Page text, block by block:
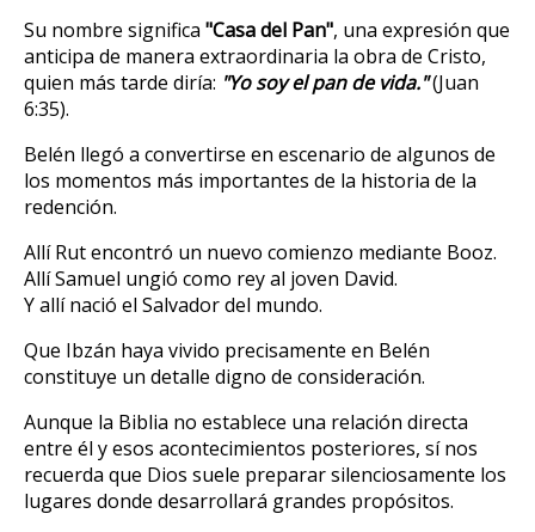
Su nombre significa "Casa del Pan", una expresión que
anticipa de manera extraordinaria la obra de Cristo,
quien más tarde diría: "Yo soy el pan de vida."(Juan
6:35).
Belén llegó a convertirse en escenario de algunos de
los momentos más importantes de la historia de la
redención.
Allí Rut encontró un nuevo comienzo mediante Booz.
Allí Samuel ungió como rey al joven David.
Y allí nació el Salvador del mundo.
Que Ibzán haya vivido precisamente en Belén
constituye un detalle digno de consideración.
Aunque la Biblia no establece una relación directa
entre él y esos acontecimientos posteriores, sí nos
recuerda que Dios suele preparar silenciosamente los
lugares donde desarrollará grandes propósitos.